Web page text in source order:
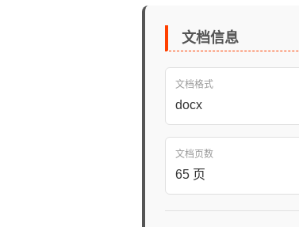
文档信息
文档格式
docx
文档页数
65 页